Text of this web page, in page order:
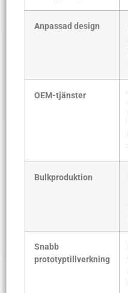
Anpassad design
OEM-tjänster
Bulkproduktion
Snabb
prototyptillverkning